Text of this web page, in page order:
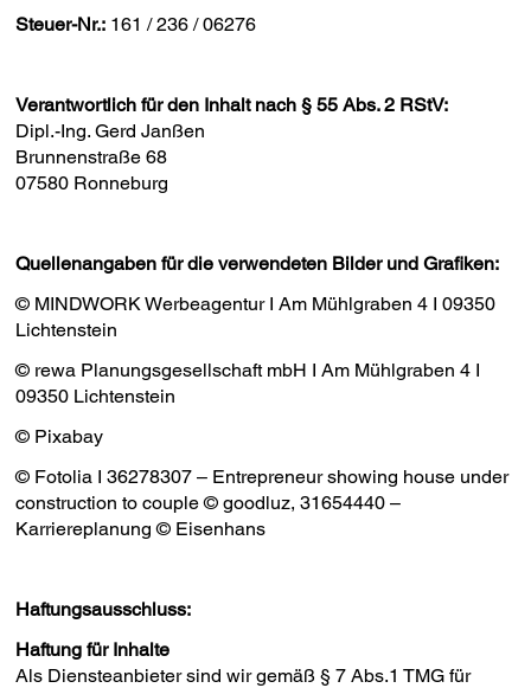
Steuer-Nr.: 161 / 236 / 06276
Verantwortlich für den Inhalt nach § 55 Abs. 2 RStV:
Dipl.-Ing. Gerd Janßen
Brunnenstraße 68
07580 Ronneburg
Quellenangaben für die verwendeten Bilder und Grafiken:
© MINDWORK Werbeagentur I Am Mühlgraben 4 I 09350
Lichtenstein
© rewa Planungsgesellschaft mbH I Am Mühlgraben 4 I
09350 Lichtenstein
© Pixabay
© Fotolia I 36278307 – Entrepreneur showing house under
construction to couple © goodluz, 31654440 –
Karriereplanung © Eisenhans
Haftungsausschluss:
Haftung für Inhalte
Als Diensteanbieter sind wir gemäß § 7 Abs.1 TMG für